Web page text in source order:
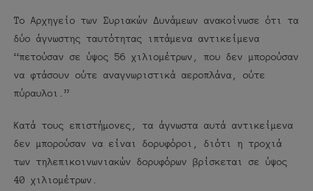
Το Αρχηγείο των Συριακών Δυνάμεων ανακοίνωσε ότι τα
δύο άγνωστης ταυτότητας ιπτάμενα αντικείμενα
“πετούσαν σε ύψος 56 χιλιομέτρων, που δεν μπορούσαν
να φτάσουν ούτε αναγνωριστικά αεροπλάνα, ούτε
πύραυλοι.”
Κατά τους επιστήμονες, τα άγνωστα αυτά αντικείμενα
δεν μπορούσαν να είναι δορυφόροι, διότι η τροχιά
των τηλεπικοινωνιακών δορυφόρων βρίσκεται σε ύψος
40 χιλιομέτρων.